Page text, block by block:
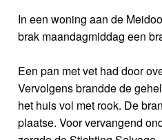
In een woning aan de
brak maandagmiddag een
Een pan met vet had door
Vervolgens brandde de
het huis vol met rook. De
plaatse. Voor vervangend